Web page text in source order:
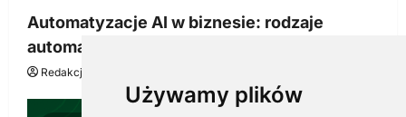
Używamy plików
Automatyzacje AI w biznesie: rodzaje
automatyzacji i korzyści dla Twojej firmy
Redakcja KnowMore.pl